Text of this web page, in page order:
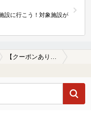
設に行こう！対象施設が
【クーポンあり】水風呂が楽しめる阿久比駅近くの温泉、日帰り温泉、スーパー銭湯おすすめ